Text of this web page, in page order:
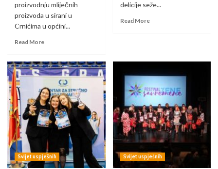
proizvodnju mliječnih
proizvoda u sirani u
Crnićima u općini...
Read More
delicije seže...
Read More
Svijet uspješnih Svijet uspješnih